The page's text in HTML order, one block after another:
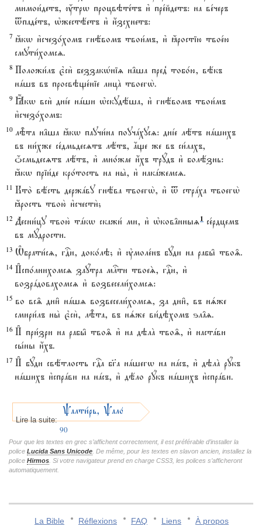
мимои1детъ, ќтрw процвэте1тъ и3 пре1йдетъ: на ве1черъ
tпаде1тъ, њжестёетъ и3 и4зсхнетъ:
7 ћкw и3счезо1хомъ гнёвомъ твои1мъ, и3 ћростію твое1ю
смути1хомсz.
8 Положи1лъ є3си2 беззакHніz н†ша пред8 тобо1ю, вёкъ
нaшъ въ просвэще1ніе лицA твоегw2.
9 Ћкw вси2 днjе нaши њскудёша, и3 гнёвомъ твои1мъ
и3счезо1хомъ:
10 лBта н†ша ћкw паучи1на поучaхусz: днjе лётъ нaшихъ
въ ни1хже се1дмьдесzтъ лётъ, ѓще же въ си1лахъ,
џсмьдесzтъ лётъ, и3 мно1жае и4хъ трyдъ и3 болёзнь:
ћкw пріи1де кро1тость на ны2, и3 накaжемсz.
11 Кто2 вёсть держaву гнёва твоегw2, и3 t стрaха твоегw2
ћрость твою2 и3счести2;
12 Десни1цу твою2 тaкw скажи1 ми, и3 њков†нныz1се1рдцемъ
въ мyдрости.
13 Њбрати1сz, гDи, доко1лэ; и3 ўмоле1нъ бyди на рабы6 тво‰.
14 И#спо1лнихомсz заyтра млcти твоеS, гDи, и3
возрaдовахомсz и3 возвесели1хомсz:
15 во вс‰ дни6 нaшz возвесели1хомсz, за дни6, въ нsже
смири1лъ ны2 є3си2, лBта, въ нsже ви1дэхомъ ѕл†z.
16 И# при1зри на рабы6 тво‰ и3 на дэлA тво‰, и3 настaви
сы1ны и4хъ.
17 И# бyди свётлость гDа бг7а нaшегw на нaсъ, и3 дэлA рyкъ
нaшихъ и3спрaви на нaсъ, и3 дёло рyкъ нaшихъ и3спрaви.
Lire la suite:
Pалти1рь, Pало1мъ
90
Pour que les textes en grec s’affichent correctement, il est préférable d’installer la
police Lucida Sans Unicode . De même, pour les textes en slavon ancien, installez la
police Hirmos . Si votre navigateur prend en charge CSS3, les polices s’afficheront
automatiquement.
La Bible Réflexions FAQ Liens À propos